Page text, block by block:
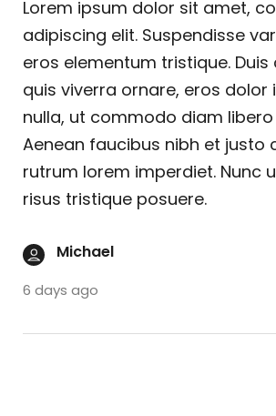
Lorem ipsum dolor sit amet,
adipiscing elit. Suspendisse
eros elementum tristique. Duis
quis viverra ornare, eros dolor
nulla, ut commodo diam
Aenean faucibus nibh et justo
rutrum lorem imperdiet. Nunc
risus tristique posuere.
Michael
6 days ago